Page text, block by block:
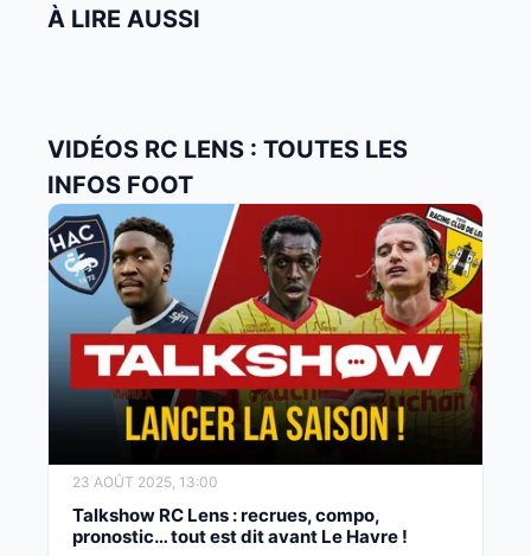
À LIRE AUSSI
VIDÉOS RC LENS : TOUTES LES
INFOS FOOT
23 AOÛT 2025, 13:00
Talkshow RC Lens : recrues, compo,
pronostic… tout est dit avant Le Havre !